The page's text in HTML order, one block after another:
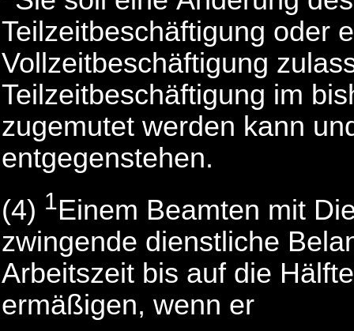
Teilzeitbeschäftigung oder
Vollzeitbeschäftigung
Teilzeitbeschäftigung im
zugemutet werden kann
entgegenstehen.
(4) 1Einem Beamten mit
zwingende dienstliche
Arbeitszeit bis auf die
ermäßigen, wenn er